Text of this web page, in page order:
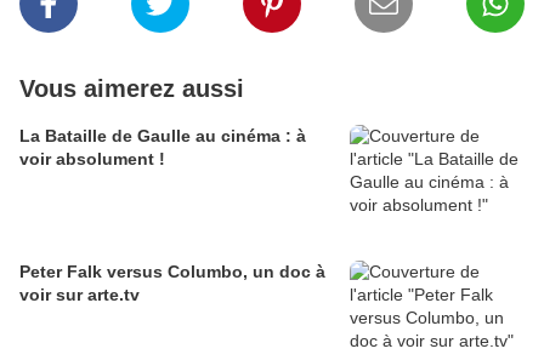
Vous aimerez aussi
La Bataille de Gaulle au cinéma : à
voir absolument !
Peter Falk versus Columbo, un doc à
voir sur arte.tv